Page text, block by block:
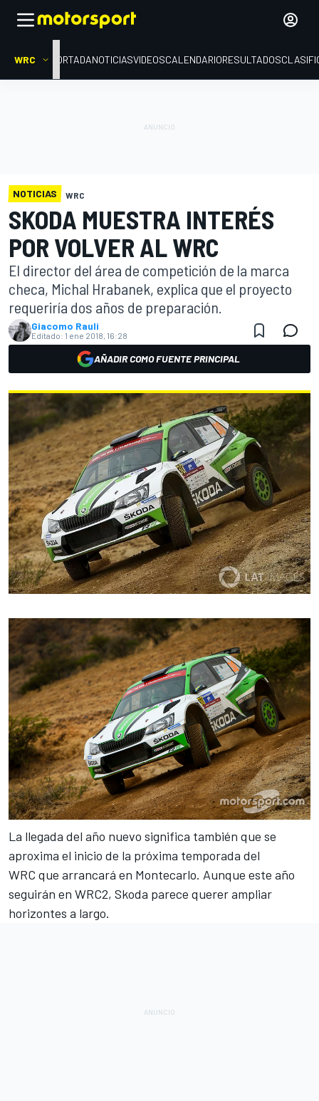
WRC PORTADANOTICIASVIDEOSCALENDARIORESULTADOS
NOTICIAS WRC
SKODA MUESTRA INTERÉS
POR VOLVER AL WRC
El director del área de competición de la marca
checa, Michal Hrabanek, explica que el proyecto
requeriría dos años de preparación.
Giacomo Rauli
Editado: 1 ene 2018, 16:28
AÑADIR COMO FUENTE PRINCIPAL
La llegada del año nuevo significa también que se
aproxima el inicio de la próxima temporada del
WRC que arrancará en Montecarlo. Aunque este año
seguirán en WRC2, Skoda parece querer ampliar
horizontes a largo.